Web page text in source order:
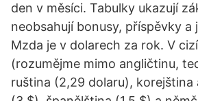
den v měsíci. Tabulky ukazují
neobsahují bonusy, příspěvky a
Mzda je v dolarech za rok. V
(rozumějme mimo angličtinu,
ruština (2,29 dolaru), korejština